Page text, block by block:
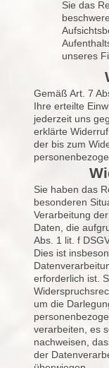
Sie das
unseres
Gemäß Art. 7
Ihre erteilte
jederzeit uns
erklärte
der bis zum
Sie haben das
besonderen
Verarbeitung
Daten, die
Abs. 1 lit. f
Dies ist
erforderlich ist.
um die
verarbeiten, es
nachweisen,
der